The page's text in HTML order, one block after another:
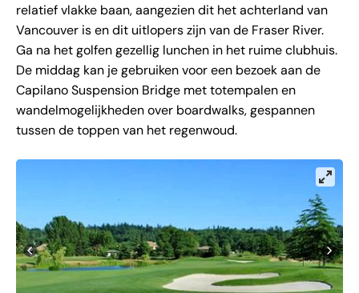
relatief vlakke baan, aangezien dit het achterland van
Vancouver is en dit uitlopers zijn van de Fraser River.
Ga na het golfen gezellig lunchen in het ruime clubhuis.
De middag kan je gebruiken voor een bezoek aan de
Capilano Suspension Bridge met totempalen en
wandelmogelijkheden over boardwalks, gespannen
tussen de toppen van het regenwoud.